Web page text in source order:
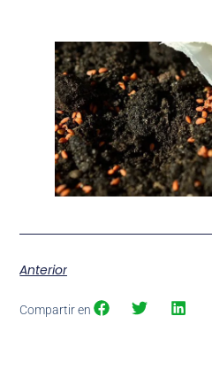
Anterior
Compartir en